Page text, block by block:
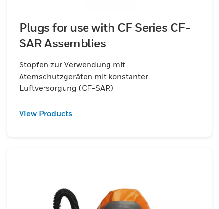
Plugs for use with CF Series CF-
SAR Assemblies
Stopfen zur Verwendung mit
Atemschutzgeräten mit konstanter
Luftversorgung (CF-SAR)
View Products